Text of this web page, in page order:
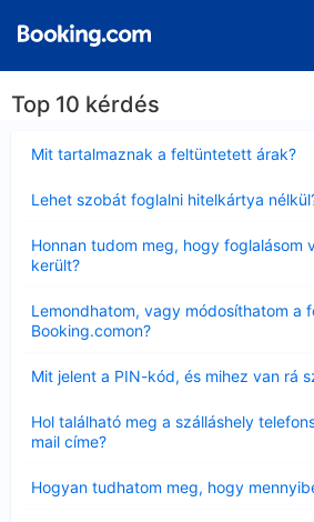
Top 10 kérdés
Mit tartalmaznak a feltüntetett árak?
Lehet szobát foglalni hitelkártya
Honnan tudom meg, hogy foglalásom
került?
Lemondhatom, vagy módosíthatom a
Booking.comon?
Mit jelent a PIN-kód, és mihez van rá
Hol található meg a szálláshely
mail címe?
Hogyan tudhatom meg, hogy